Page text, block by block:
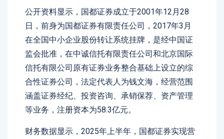
公开资料显示，国都证券成立于2001年12月28
日，前身为国都证券有限责任公司，2017年3月
在全国中小企业股份转让系统挂牌，是经中国证
监会批准，在中诚信托有限责任公司和北京国际
信托有限公司原有证券业务整合基础上设立的综
合性证券公司，法定代表人为钱文海，经营范围
涵盖证券经纪、投资咨询、承销保荐、资产管理
等业务，注册资本为58.3亿元。
财务数据显示，2025年上半年，国都证券实现营